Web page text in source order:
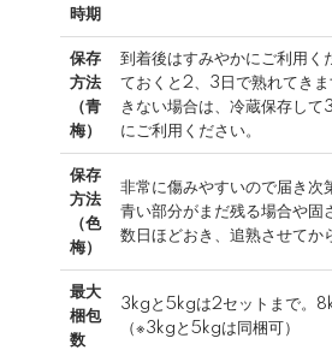
時期
保存
方法
（青
梅）
到着後はすみやかにご利用く
ておくと2、3日で熟れてき
きない場合は、冷蔵保存し
にご利用ください。
保存
方法
（色
梅）
非常に傷みやすいので届き次
青い部分がまだ残る場合や固
数日ほどおき、追熟させてか
最大
梱包
数
3kgと5kgは2セットまで。
（※3kgと5kgは同梱可）